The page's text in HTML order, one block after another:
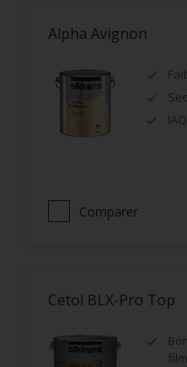
Alpha Avignon
Comparer
Cetol BLX-Pro Top
film